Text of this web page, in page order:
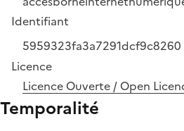
Identifiant
5959323fa3a7291dcf9c8260
Licence
Licence Ouverte / Open
Temporalité